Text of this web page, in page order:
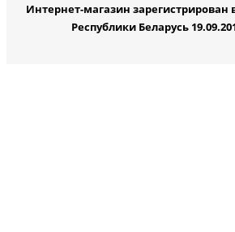
Интернет-магазин зарегистрирован
Республики Беларусь